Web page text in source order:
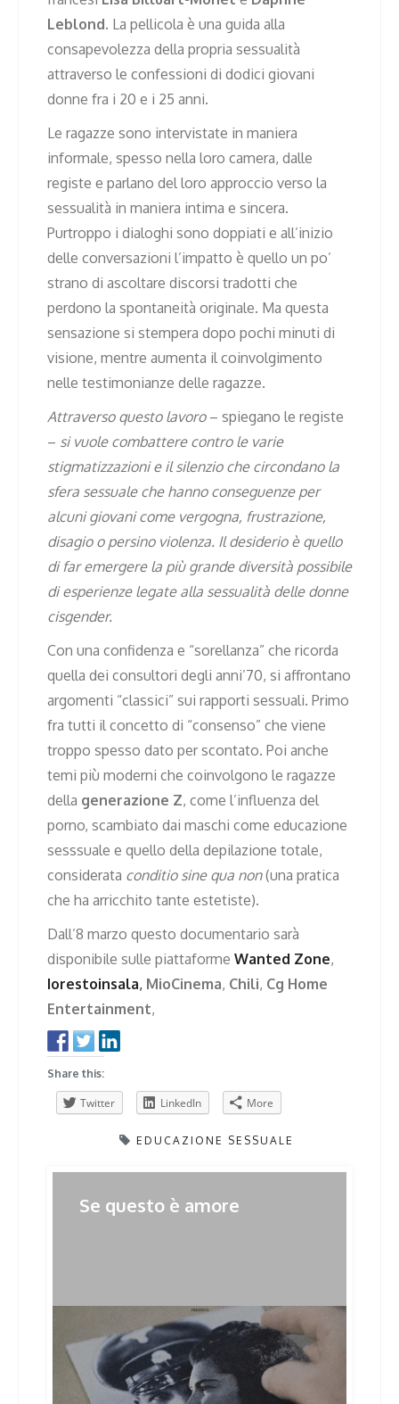
Leblond. La pellicola è una guida alla
consapevolezza della propria sessualità
attraverso le confessioni di dodici giovani
donne fra i 20 e i 25 anni.
Le ragazze sono intervistate in maniera
informale, spesso nella loro camera, dalle
registe e parlano del loro approccio verso la
sessualità in maniera intima e sincera.
Purtroppo i dialoghi sono doppiati e all’inizio
delle conversazioni l’impatto è quello un po’
strano di ascoltare discorsi tradotti che
perdono la spontaneità originale. Ma questa
sensazione si stempera dopo pochi minuti di
visione, mentre aumenta il coinvolgimento
nelle testimonianze delle ragazze.
Attraverso questo lavoro– spiegano le registe
– si vuole combattere contro le varie
stigmatizzazioni e il silenzio che circondano la
sfera sessuale che hanno conseguenze per
alcuni giovani come vergogna, frustrazione,
disagio o persino violenza. Il desiderio è quello
di far emergere la più grande diversità possibile
di esperienze legate alla sessualità delle donne
cisgender.
Con una confidenza e “sorellanza” che ricorda
quella dei consultori degli anni’70, si affrontano
argomenti “classici” sui rapporti sessuali. Primo
fra tutti il concetto di “consenso” che viene
troppo spesso dato per scontato. Poi anche
temi più moderni che coinvolgono le ragazze
della generazione Z, come l’influenza del
porno, scambiato dai maschi come educazione
sesssuale e quello della depilazione totale,
considerata conditio sine qua non(una pratica
che ha arricchito tante estetiste).
Dall’8 marzo questo documentario sarà
disponibile sulle piattaforme Wanted Zone,
Iorestoinsala, MioCinema, Chili, Cg Home
Entertainment,
Share this:
Twitter LinkedIn More
EDUCAZIONE SESSUALE
PostPreviousPrevious
Se questo è amore